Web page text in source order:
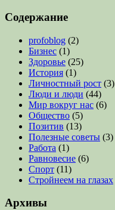
Содержание
profoblog (2)
Бизнес (1)
Здоровье (25)
История (1)
Личностный рост (3)
Люди и люди (44)
Мир вокруг нас (6)
Общество (5)
Позитив (13)
Полезные советы (3)
Работа (1)
Равновесие (6)
Спорт (11)
Стройнеем на глазах
Архивы